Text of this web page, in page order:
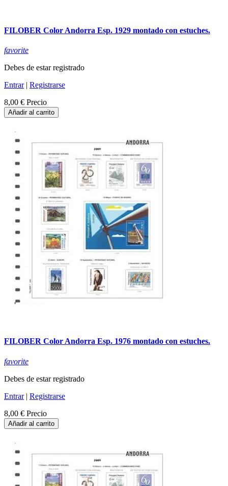
FILOBER Color Andorra Esp. 1929 montado con estuches.
favorite
Debes de estar registrado
Entrar| Registrarse
8,00 € Precio
Añadir al carrito
FILOBER Color Andorra Esp. 1976 montado con estuches.
favorite
Debes de estar registrado
Entrar| Registrarse
8,00 € Precio
Añadir al carrito